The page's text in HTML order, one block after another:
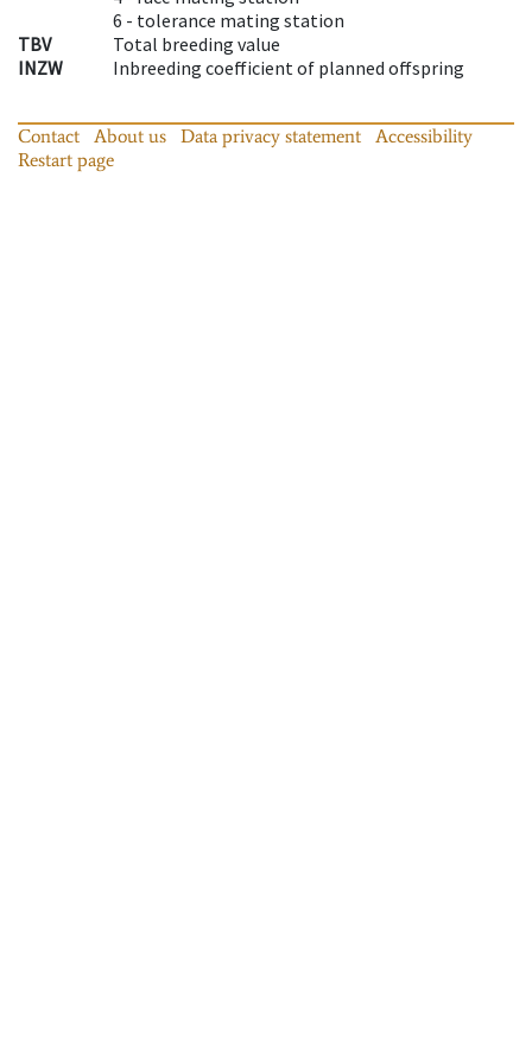
6 - tolerance mating station
TBV
Total breeding value
INZW
Inbreeding coefficient of planned offspring
Contact About us Data privacy statement
Accessibility
Restart page